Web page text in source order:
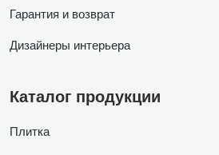
Гарантия и возврат
Дизайнеры интерьера
Каталог продукции
Плитка